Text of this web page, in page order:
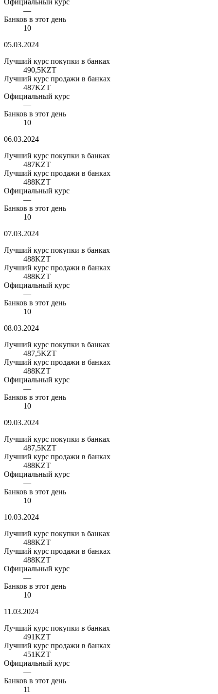
Официальный курс
—
Банков в этот день
10
05.03.2024
Лучший курс покупки в банках
490,5KZT
Лучший курс продажи в банках
487KZT
Официальный курс
—
Банков в этот день
10
06.03.2024
Лучший курс покупки в банках
487KZT
Лучший курс продажи в банках
488KZT
Официальный курс
—
Банков в этот день
10
07.03.2024
Лучший курс покупки в банках
488KZT
Лучший курс продажи в банках
488KZT
Официальный курс
—
Банков в этот день
10
08.03.2024
Лучший курс покупки в банках
487,5KZT
Лучший курс продажи в банках
488KZT
Официальный курс
—
Банков в этот день
10
09.03.2024
Лучший курс покупки в банках
487,5KZT
Лучший курс продажи в банках
488KZT
Официальный курс
—
Банков в этот день
10
10.03.2024
Лучший курс покупки в банках
488KZT
Лучший курс продажи в банках
488KZT
Официальный курс
—
Банков в этот день
10
11.03.2024
Лучший курс покупки в банках
491KZT
Лучший курс продажи в банках
451KZT
Официальный курс
—
Банков в этот день
11